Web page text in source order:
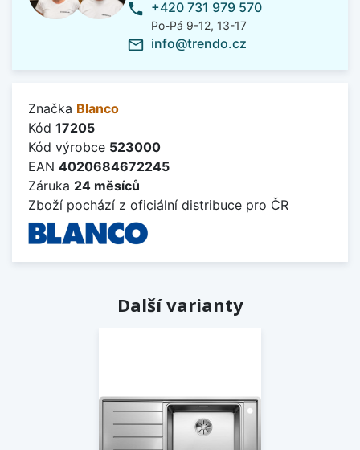
phone +420 731 979 570
Po-Pá 9-12, 13-17
mail_outline info@trendo.cz
Značka Blanco
Kód 17205
Kód výrobce 523000
EAN 4020684672245
Záruka 24 měsíců
Zboží pochází z oficiální distribuce pro ČR
Další varianty